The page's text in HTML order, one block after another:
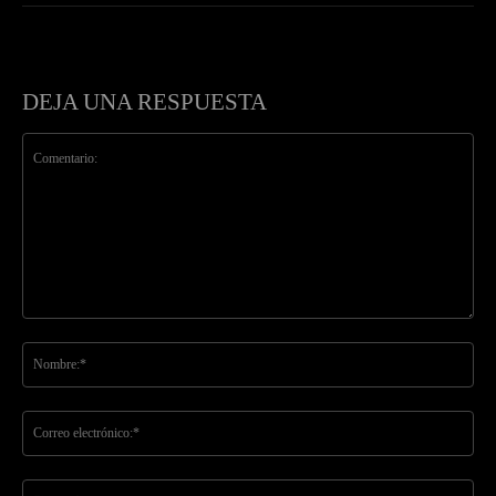
DEJA UNA RESPUESTA